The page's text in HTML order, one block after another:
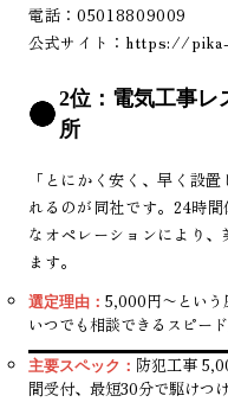
電話：05018809009
公式サイト： https://pika-
2位：電気工事レ
所
「とにかく安く、早く設
れるのが同社です。24時
なオペレーションにより
ます。
選定理由： 5,000円〜という
いつでも相談できるスピード
主要スペック： 防犯工事
間受付、最短30分で駆けつけ